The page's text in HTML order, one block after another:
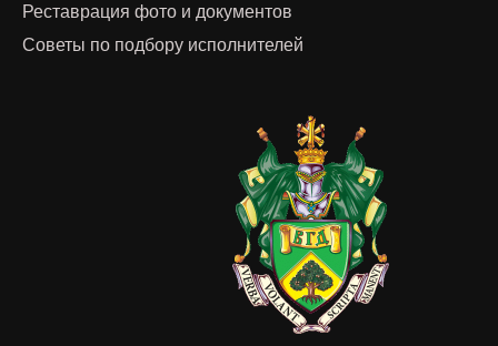
Реставрация фото и документов
Советы по подбору исполнителей